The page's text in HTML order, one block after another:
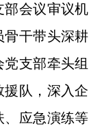
会议审议机
骨干带头深耕
支部牵头组
队，深入企
、应急演练等